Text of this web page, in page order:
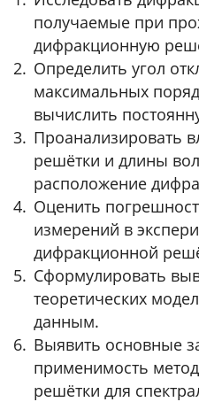
получаемые при
дифракционную
Определить угол
максимальных
вычислить
Проанализировать
решётки и длины
расположение
Оценить
измерений в
дифракционной
Сформулировать
теоретических
данным.
Выявить основные
применимость
решётки для